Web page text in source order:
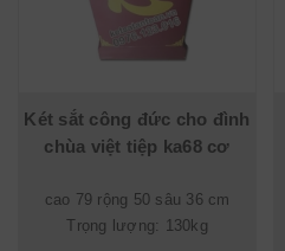
Két sắt công đức cho đình
chùa việt tiệp ka68 cơ
cao 79 rộng 50 sâu 36 cm
Trọng lượng: 130kg